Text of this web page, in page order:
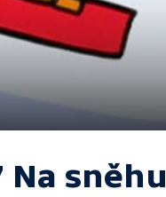
Na sněhu